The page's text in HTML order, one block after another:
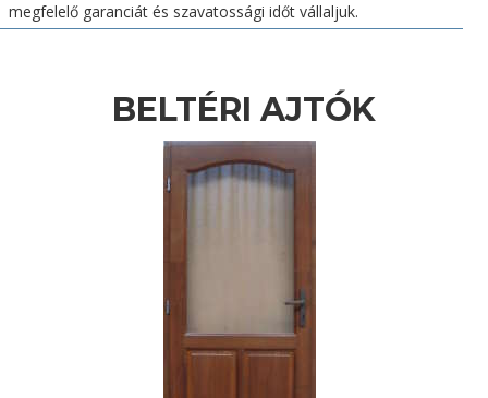
megfelelő garanciát és szavatossági időt vállaljuk.
BELTÉRI AJTÓK